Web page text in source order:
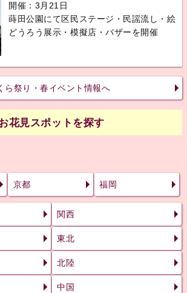
開催：3月21日
蒔田公園にて区民ステージ・民謡流し・絵
どうろう展示・模擬店・バザーを開催
ら祭り・春イベント情報へ
花見スポットを探す
京都 福岡
関西
東北
北陸
中国